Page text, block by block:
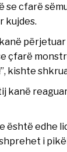
se cfarë
kujdes.
çfarë
kishte
kanë
është edhe
i